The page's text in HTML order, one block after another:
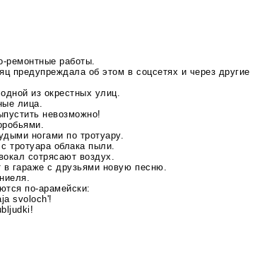
ремонтные работы.
предупреждала об этом в соцсетях и через другие
из окрестных улиц.
лица.
невозможно!
ногами по тротуару.
тротуара облака пыли.
сотрясают воздух.
в гараже с друзьями новую песню.
по-арамейски:
svoloch'!